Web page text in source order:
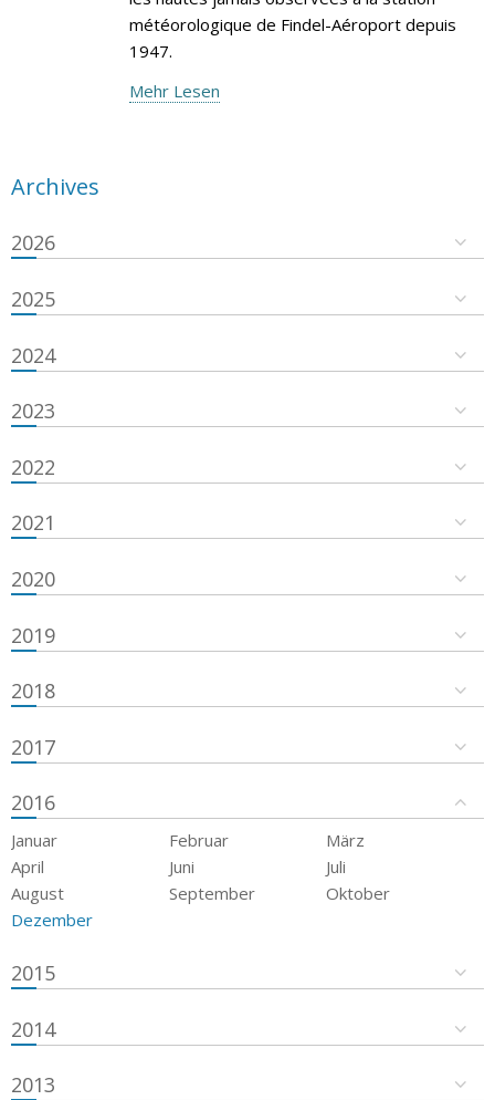
météorologique de Findel-Aéroport depuis
1947.
Mehr Lesen
Archives
2026
2025
2024
2023
2022
2021
2020
2019
2018
2017
2016
Januar Februar
März
April
Juni
Juli
August
September
Oktober
Dezember
2015
2014
2013